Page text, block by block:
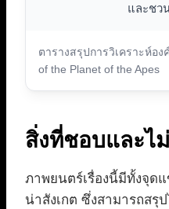
ตารางสรุปการวิเคราะห์อ
of the Planet of the Apes
และชว
สิ่งที่ชอบและไ
ภาพยนตร์เรื่องนี้มีทั้งจุด
น่าสังเกต ซึ่งสามารถสรุ